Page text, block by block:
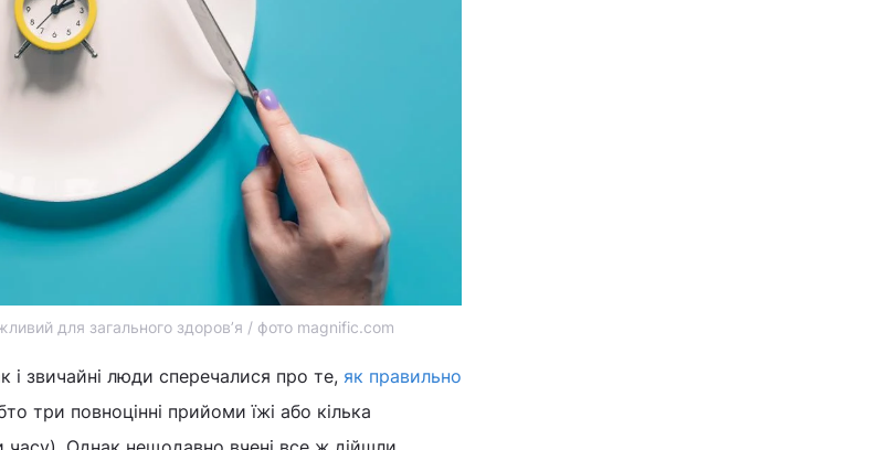
для загального здоров’я / фото magnific.com
і звичайні люди сперечалися про те, як правильно
три повноцінні прийоми їжі або кілька